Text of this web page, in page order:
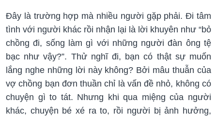
Đây là trường hợp mà nhiều người gặp phải. Đi tâm
tình với người khác rồi nhận lại là lời khuyên như “bỏ
chồng đi, sống làm gì với những người đàn ông tệ
bạc như vậy?”. Thử nghĩ đi, bạn có thật sự muốn
lắng nghe những lời này không? Bởi mâu thuẫn của
vợ chồng bạn đơn thuần chỉ là vấn đề nhỏ, không có
chuyện gì to tát. Nhưng khi qua miệng của người
khác, chuyện bé xé ra to, rồi người bị ảnh hưởng,